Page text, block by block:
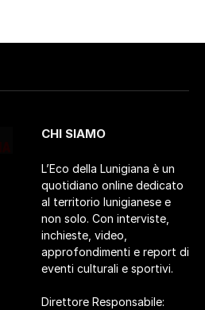
CHI SIAMO
L’Eco della Lunigiana è un
quotidiano online dedicato
al territorio lunigianese e
non solo. Con interviste,
inchieste, video,
approfondimenti e report di
eventi culturali e sportivi.
Direttore Responsabile: